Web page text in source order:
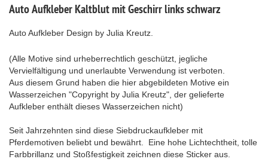
Auto Aufkleber Kaltblut mit Geschirr links schwarz
Auto Aufkleber Design by Julia Kreutz.
(Alle Motive sind urheberrechtlich geschützt, jegliche
Vervielfältigung und unerlaubte Verwendung ist verboten.
Aus diesem Grund haben die hier abgebildeten Motive ein
Wasserzeichen "Copyright by Julia Kreutz", der gelieferte
Aufkleber enthält dieses Wasserzeichen nicht)
Seit Jahrzehnten sind diese Siebdruckaufkleber mit
Pferdemotiven beliebt und bewährt. Eine hohe Lichtechtheit, tolle
Farbbrillanz und Stoßfestigkeit zeichnen diese Sticker aus.